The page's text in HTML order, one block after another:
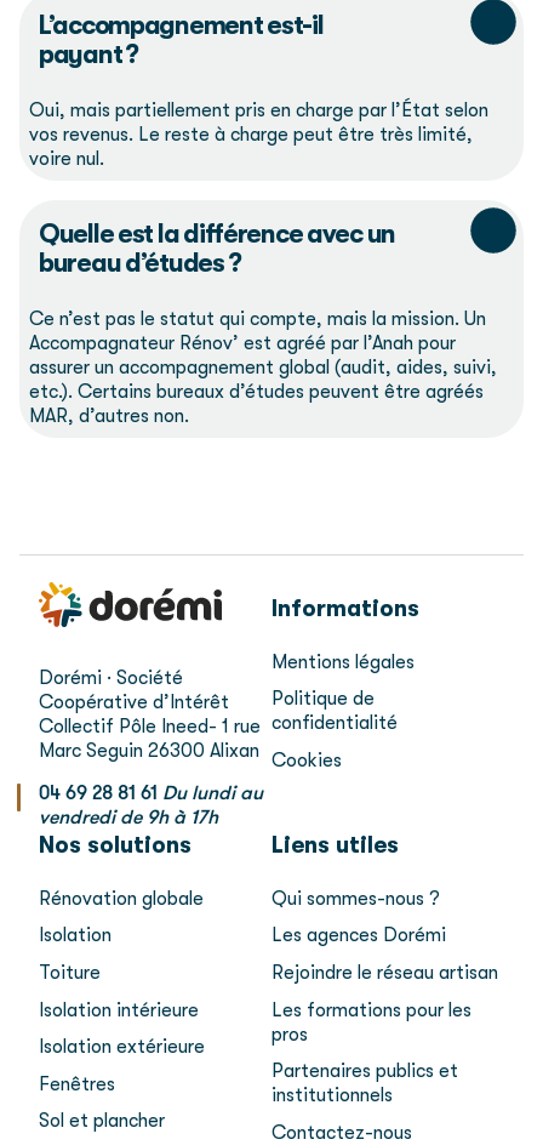
L’accompagnement est-il
payant ?
Oui, mais partiellement pris en charge par l’État selon
vos revenus. Le reste à charge peut être très limité,
voire nul.
Quelle est la différence avec un
bureau d’études ?
Ce n’est pas le statut qui compte, mais la mission. Un
Accompagnateur Rénov’ est agréé par l’Anah pour
assurer un accompagnement global (audit, aides, suivi,
etc.). Certains bureaux d’études peuvent être agréés
MAR, d’autres non.
Dorémi · Société
Coopérative d’Intérêt
Collectif Pôle Ineed- 1 rue
Marc Seguin 26300 Alixan
04 69 28 81 61 Du lundi au
vendredi de 9h à 17h
Informations
Mentions légales
Politique de
confidentialité
Cookies
Nos solutions
Rénovation globale
Isolation
Toiture
Isolation intérieure
Isolation extérieure
Fenêtres
Sol et plancher
Liens utiles
Qui sommes-nous ?
Les agences Dorémi
Rejoindre le réseau artisan
Les formations pour les
pros
Partenaires publics et
institutionnels
Contactez-nous